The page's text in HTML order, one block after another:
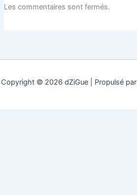
Les commentaires sont fermés.
Copyright © 2026 dZiGue | Propulsé par